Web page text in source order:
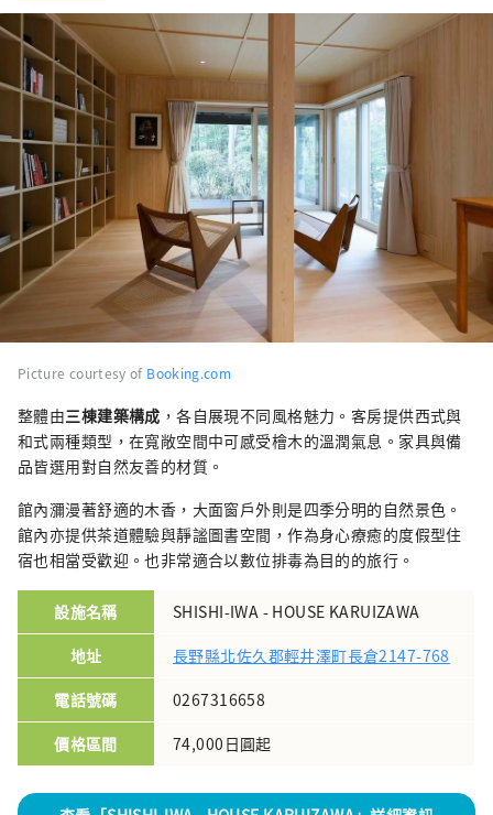
Picture courtesy of Booking.com
整體由三棟建築構成 ，各自展現不同風格魅力。客房提供西式與
和式兩種類型，在寬敞空間中可感受檜木的溫潤氣息。家具與備
品皆選用對自然友善的材質。
館內瀰漫著舒適的木香，大面窗戶外則是四季分明的自然景色。
館內亦提供茶道體驗與靜謐圖書空間，作為身心療癒的度假型住
宿也相當受歡迎。也非常適合以數位排毒為目的的旅行。
設施名稱
SHISHI-IWA - HOUSE KARUIZAWA
地址
長野縣北佐久郡輕井澤町長倉2147-768
電話號碼
0267316658
價格區間
74,000日圓起